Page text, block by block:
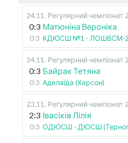
24.11 . Регулярний чемпіонат
0:3 Матюніна Вероніка
0:3 КДЮСШ №1 - ЛОШВСМ-2
24.11 . Регулярний чемпіонат
0:3 Байрак Тетяна
0:3 Аделаїда (Херсон)
23.11 . Регулярний чемпіонат
2:3 Івасіків Лілія
0:3 ОДЮСШ - ДЮСШ